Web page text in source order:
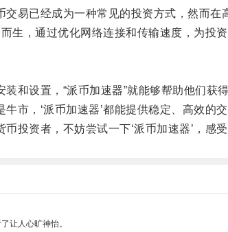
已经成为一种常见的投资方式，然而在
，通过优化网络连接和传输速度，为投资
设置，“派币加速器”就能够帮助他们获得
，‘派币加速器’都能提供稳定、高效的
资者，不妨尝试一下‘派币加速器’，感受
让人心旷神怡。